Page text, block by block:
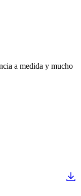
a medida y mucho